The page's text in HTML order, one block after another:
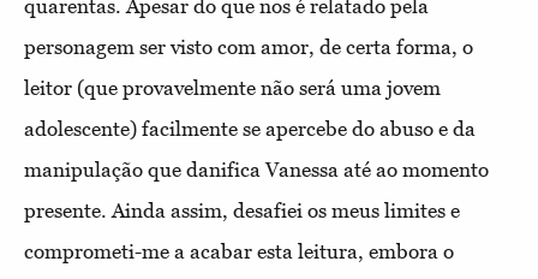
quarentas. Apesar do que nos é relatado pela
personagem ser visto com amor, de certa forma, o
leitor (que provavelmente não será uma jovem
adolescente) facilmente se apercebe do abuso e da
manipulação que danifica Vanessa até ao momento
presente. Ainda assim, desafiei os meus limites e
comprometi-me a acabar esta leitura, embora o